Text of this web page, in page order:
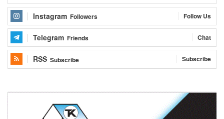
Instagram Followers Follow Us
Telegram Friends Chat
RSS Subscribe Subscribe